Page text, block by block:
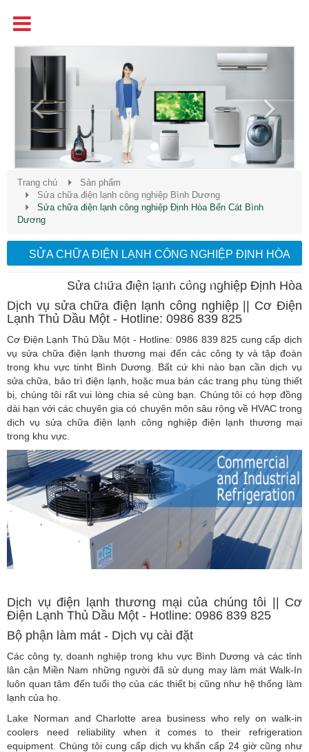
Previous
Trang chủ
Sản phẩm
Sửa chữa điện lạnh công nghiệp Bình Dương
Sửa chữa điện lạnh công nghiệp Định Hòa Bến Cát Bình
Dương
SỬA CHỮA ĐIỆN LẠNH CÔNG NGHIỆP ĐỊNH HÒA
BẾN CÁT BÌNH DƯƠNG
Sửa chữa điện lạnh công nghiệp Định Hòa
Dịch vụ sửa chữa điện lạnh công nghiệp || Cơ Điện
Lạnh Thủ Dầu Một - Hotline: 0986 839 825
Cơ Điện Lạnh Thủ Dầu Một - Hotline: 0986 839 825 cung cấp dịch
vụ sửa chữa điện lạnh thương mại đến các công ty và tập đoàn
trong khu vực tinht Bình Dương. Bất cứ khi nào bạn cần dịch vụ
sửa chữa, bảo trì điện lạnh, hoặc mua bán các trang phụ tùng thiết
bị, chúng tôi rất vui lòng chia sẻ cùng bạn. Chúng tôi có hợp đồng
dài hạn với các chuyên gia có chuyên môn sâu rộng về HVAC trong
dịch vụ sửa chữa điện lạnh công nghiệp điện lạnh thương mại
trong khu vực.
Dịch vụ điện lạnh thương mại của chúng tôi || Cơ
Điện Lạnh Thủ Dầu Một - Hotline: 0986 839 825
Bộ phận làm mát - Dịch vụ cài đặt
Các công ty, doanh nghiệp trong khu vực Bình Dương và các tỉnh
lân cận Miền Nam những người đã sử dụng may làm mát Walk-In
luôn quan tâm đến tuổi thọ của các thiết bị cũng như hệ thống làm
lạnh của họ.
Lake Norman and Charlotte area business who rely on walk-in
coolers need reliability when it comes to their refrigeration
equipment. Chúng tôi cung cấp dịch vụ khẩn cấp 24 giờ cũng như